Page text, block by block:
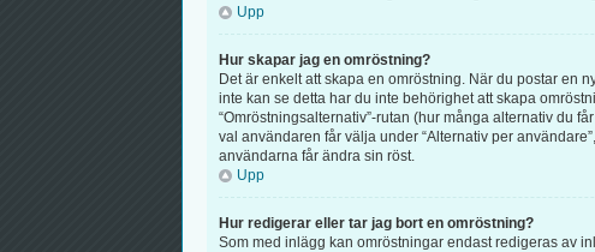
Upp
Hur skapar jag en omröstning?
Det är enkelt att skapa en omröstning. När du postar en
inte kan se detta har du inte behörighet att skapa
“Omröstningsalternativ”-rutan (hur många alternativ du
val användaren får välja under “Alternativ per
användarna får ändra sin röst.
Upp
Hur redigerar eller tar jag bort en omröstning?
Som med inlägg kan omröstningar endast redigeras av